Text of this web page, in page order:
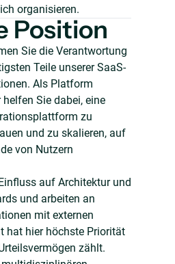
organisieren.
Position
Sie die Verantwortung
Teile unserer SaaS-
Als Platform
Sie dabei, eine
zu
und zu skalieren, auf
von Nutzern
auf Architektur und
und arbeiten an
mit externen
hat hier höchste Priorität
zählt.